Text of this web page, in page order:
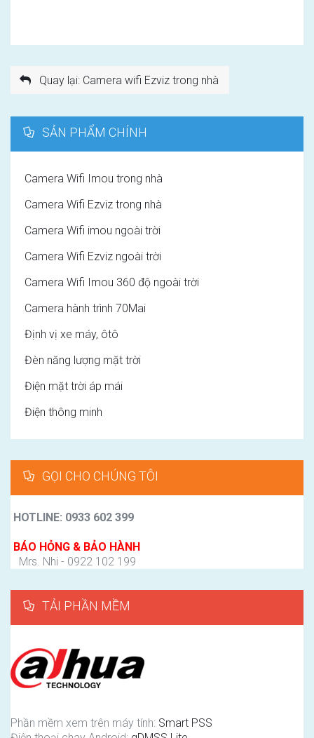
Quay lại: Camera wifi Ezviz trong nhà
SẢN PHẨM CHÍNH
Camera Wifi Imou trong nhà
Camera Wifi Ezviz trong nhà
Camera Wifi imou ngoài trời
Camera Wifi Ezviz ngoài trời
Camera Wifi Imou 360 độ ngoài trời
Camera hành trình 70Mai
Định vị xe máy, ôtô
Đèn năng lượng mặt trời
Điện mặt trời áp mái
Điện thông minh
GỌI CHO CHÚNG TÔI
HOTLINE: 0933 602 399
BÁO HỎNG & BẢO HÀNH
Mrs. Nhi - 0922 102 199
TẢI PHẦN MỀM
Phần mềm xem trên máy tính: Smart PSS